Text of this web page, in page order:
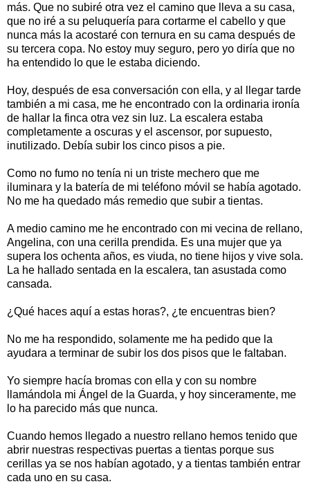
más. Que no subiré otra vez el camino que lleva a su casa,
que no iré a su peluquería para cortarme el cabello y que
nunca más la acostaré con ternura en su cama después de
su tercera copa. No estoy muy seguro, pero yo diría que no
ha entendido lo que le estaba diciendo.
Hoy, después de esa conversación con ella, y al llegar tarde
también a mi casa, me he encontrado con la ordinaria ironía
de hallar la finca otra vez sin luz. La escalera estaba
completamente a oscuras y el ascensor, por supuesto,
inutilizado. Debía subir los cinco pisos a pie.
Como no fumo no tenía ni un triste mechero que me
iluminara y la batería de mi teléfono móvil se había agotado.
No me ha quedado más remedio que subir a tientas.
A medio camino me he encontrado con mi vecina de rellano,
Angelina, con una cerilla prendida. Es una mujer que ya
supera los ochenta años, es viuda, no tiene hijos y vive sola.
La he hallado sentada en la escalera, tan asustada como
cansada.
¿Qué haces aquí a estas horas?, ¿te encuentras bien?
No me ha respondido, solamente me ha pedido que la
ayudara a terminar de subir los dos pisos que le faltaban.
Yo siempre hacía bromas con ella y con su nombre
llamándola mi Ángel de la Guarda, y hoy sinceramente, me
lo ha parecido más que nunca.
Cuando hemos llegado a nuestro rellano hemos tenido que
abrir nuestras respectivas puertas a tientas porque sus
cerillas ya se nos habían agotado, y a tientas también entrar
cada uno en su casa.